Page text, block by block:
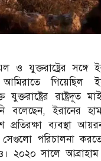
ও যুক্তরাষ্ট্রের সঙ্গে
গিয়েছিল
যুক্তরাষ্ট্রের
বলেছেন, ইরানের
ব্যবস্থা
পরিচালনা
২০২০ সালে আব্রাহাম